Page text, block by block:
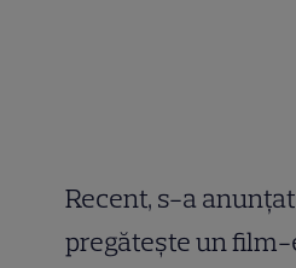
Recent, s-a
pregătește un